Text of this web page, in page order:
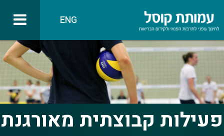
ENG
פעילות קבוצתית מאורגנת